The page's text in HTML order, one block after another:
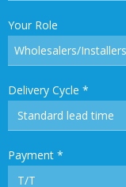
Your Role
Delivery Cycle *
Payment *